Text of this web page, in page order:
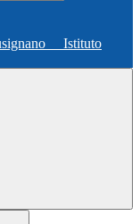
Istituto